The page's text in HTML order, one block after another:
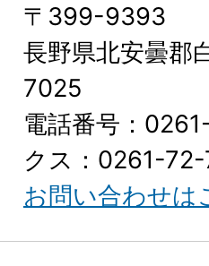
〒399-9393
長野県北安曇郡
7025
電話番号：
クス：0261-
お問い合わせは